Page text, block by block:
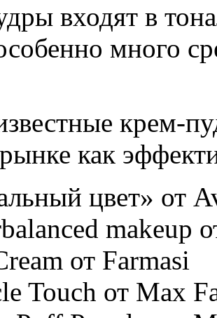
входят в
много
крем-
как
цвет» от
makeup
от Farmasi
Touch от Max